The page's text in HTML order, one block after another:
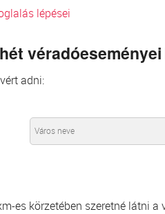
lépései
adni:
es körzetében szeretné látni a